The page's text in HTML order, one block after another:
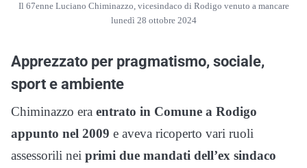
Il 67enne Luciano Chiminazzo, vicesindaco di Rodigo venuto a mancare
lunedì 28 ottobre 2024
Apprezzato per pragmatismo, sociale,
sport e ambiente
Chiminazzo era entrato in Comune a Rodigo
appunto nel 2009 e aveva ricoperto vari ruoli
assessorili nei primi due mandati dell’ex sindaco